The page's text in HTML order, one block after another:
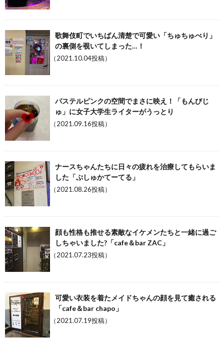
歌舞伎町でいちばん清楚で可愛い「ちゅちゅべり」
の裏側を覗いてしまった…！
（2021.10.04投稿）
パステルピンクの空間でまさに映え！「もんびじ
ゅ」に女子大学生ライターがうっとり
（2021.09.16投稿）
ナースちゃんたちに日々の疲れを治療してもらいま
した「ぷしゅかてーてる」
（2021.08.26投稿）
顔も性格も推せる素敵なイケメンたちと一緒に過ご
しちゃいました?「cafe＆bar ZAC」
（2021.07.23投稿）
可愛い衣装を着たメイドちゃんの顔を見て癒される
「cafe＆bar chapo」
（2021.07.19投稿）